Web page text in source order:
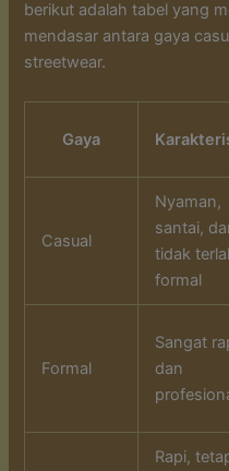
berikut adalah tabel yang
mendasar antara gaya
streetwear.
Gaya
Casual
Nyaman,
santai,
tidak
formal
Formal
Sangat
dan
Rapi,